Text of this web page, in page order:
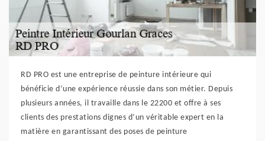
RD PRO est une entreprise de peinture intérieure qui
bénéficie d’une expérience réussie dans son métier. Depuis
plusieurs années, il travaille dans le 22200 et offre à ses
clients des prestations dignes d’un véritable expert en la
matière en garantissant des poses de peinture